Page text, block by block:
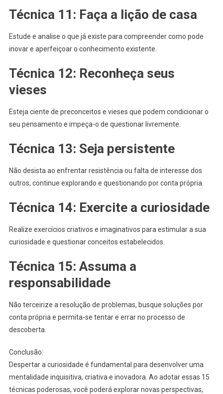
Técnica 11: Faça a lição de casa
Estude e analise o que já existe para compreender como pode
inovar e aperfeiçoar o conhecimento existente.
Técnica 12: Reconheça seus
vieses
Esteja ciente de preconceitos e vieses que podem condicionar o
seu pensamento e impeça-o de questionar livremente.
Técnica 13: Seja persistente
Não desista ao enfrentar resistência ou falta de interesse dos
outros, continue explorando e questionando por conta própria.
Técnica 14: Exercite a curiosidade
Realize exercícios criativos e imaginativos para estimular a sua
curiosidade e questionar conceitos estabelecidos.
Técnica 15: Assuma a
responsabilidade
Não terceirize a resolução de problemas, busque soluções por
conta própria e permita-se tentar e errar no processo de
descoberta.
Conclusão:
Despertar a curiosidade é fundamental para desenvolver uma
mentalidade inquisitiva, criativa e inovadora. Ao adotar essas 15
técnicas poderosas, você poderá explorar novas perspectivas,